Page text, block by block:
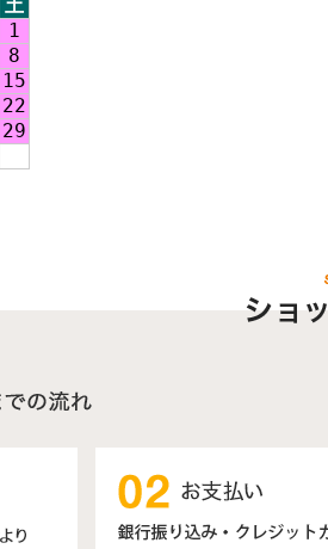
土
1
8
15
22
29